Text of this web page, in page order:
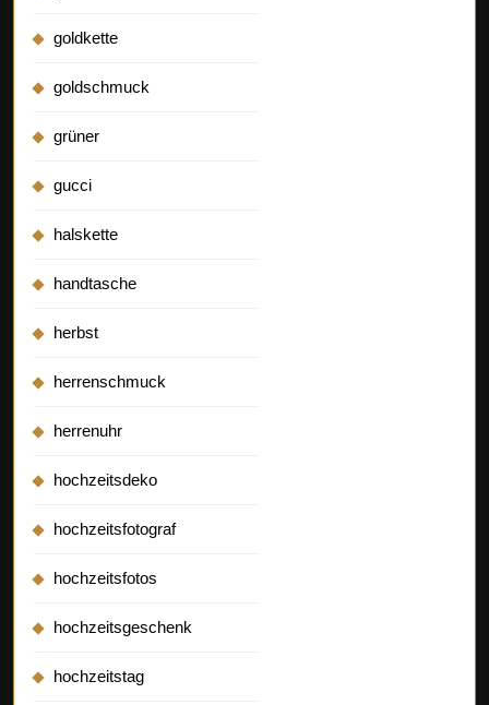
goldkette
goldschmuck
grüner
gucci
halskette
handtasche
herbst
herrenschmuck
herrenuhr
hochzeitsdeko
hochzeitsfotograf
hochzeitsfotos
hochzeitsgeschenk
hochzeitstag